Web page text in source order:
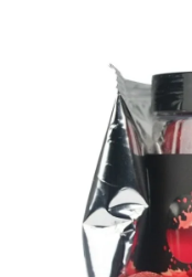
z
5
hvězdiček.